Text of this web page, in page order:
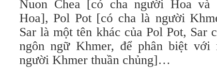
Nuon Chea [có cha người Hoa
Hoa], Pol Pot [có cha là người
Sar là một tên khác của Pol Pot, Sar
ngôn ngữ Khmer, để phân biệt với
người Khmer thuần chủng]…